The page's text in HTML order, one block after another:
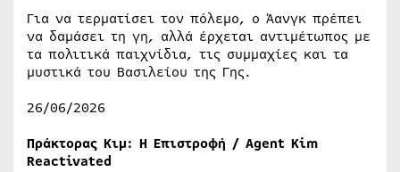
Για να τερματίσει τον πόλεμο, ο Άανγκ πρέπει
να δαμάσει τη γη, αλλά έρχεται αντιμέτωπος με
τα πολιτικά παιχνίδια, τις συμμαχίες και τα
μυστικά του Βασιλείου της Γης.
26/06/2026
Πράκτορας Κιμ: Η Επιστροφή / Agent Kim
Reactivated